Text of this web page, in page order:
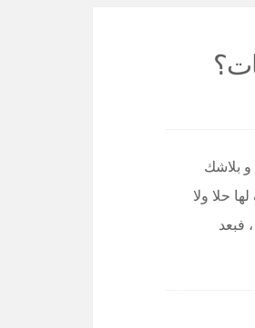
و بلاشك
حلا ولا
فبعد